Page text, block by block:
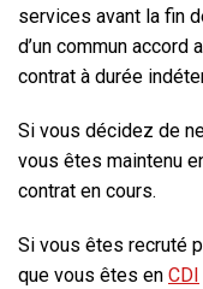
services avant la fin
d’un commun accord
contrat à durée
Si vous décidez de
vous êtes maintenu
contrat en cours.
Si vous êtes recruté
que vous êtes en CDI